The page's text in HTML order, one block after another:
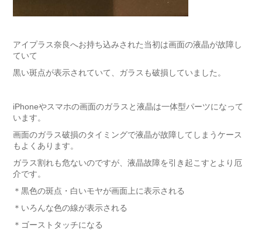
アイプラス奈良へお持ち込みされた当初は画面の液晶が故障し
ていて
黒い斑点が表示されていて、ガラスも破損していました。
iPhoneやスマホの画面のガラスと液晶は一体型パーツになって
います。
画面のガラス破損のタイミングで液晶が故障してしまうケース
もよくあります。
ガラス割れも危ないのですが、液晶故障を引き起こすとより厄
介です。
＊黒色の斑点・白いモヤが画面上に表示される
＊いろんな色の線が表示される
＊ゴーストタッチになる